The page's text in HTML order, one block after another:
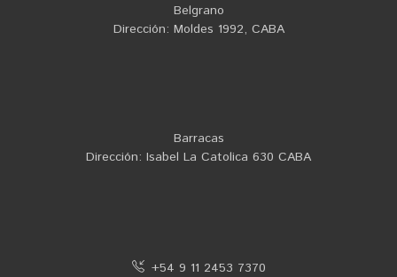
Belgrano
Dirección: Moldes 1992, CABA
Barracas
Dirección: Isabel La Catolica 630 CABA
+54 9 11 2453 7370